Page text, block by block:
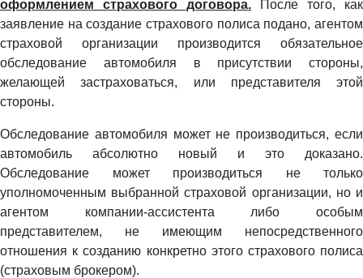
оформлением страхового договора.
После того, как
заявление на создание страхового полиса подано, агентом
страховой организации производится обязательное
обследование автомобиля в присутствии стороны,
желающей застраховаться, или представителя этой
стороны.
Обследование автомобиля может не производиться, если
автомобиль абсолютно новый и это доказано.
Обследование может производиться не только
уполномоченным выбранной страховой организации, но и
агентом компании-ассистента либо особым
представителем, не имеющим непосредственного
отношения к созданию конкретно этого страхового полиса
(страховым брокером).